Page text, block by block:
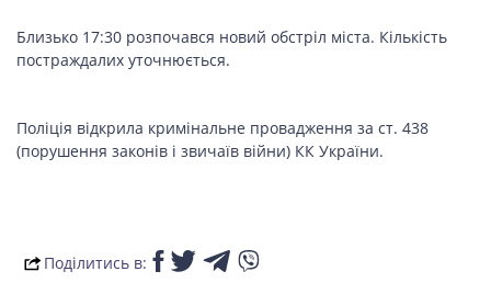
ГОТУЄМО РАЗОМ
BEAUTY
Близько 17:30 розпочався новий обстріл міста. Кількість
постраждалих уточнюється.
Поліція відкрила кримінальне провадження за ст. 438
(порушення законів і звичаїв війни) КК України.
Поділитись в: